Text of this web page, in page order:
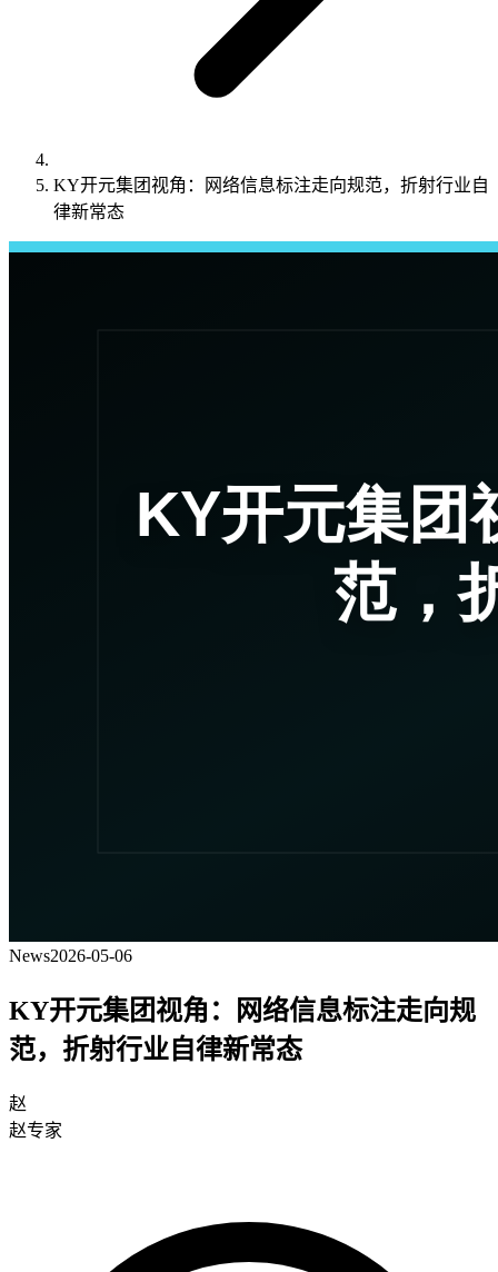
KY开元集团视角：网络信息标注走向规范，折射行业自
律新常态
News2026-05-06
KY开元集团视角：网络信息标注走向规
范，折射行业自律新常态
赵
赵专家